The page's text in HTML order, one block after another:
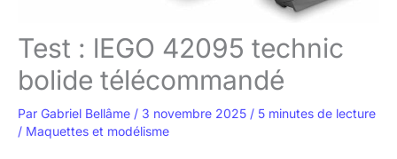
Test : lEGO 42095 technic
bolide télécommandé
Par Gabriel Bellâme / 3 novembre 2025 / 5 minutes de lecture
/ Maquettes et modélisme